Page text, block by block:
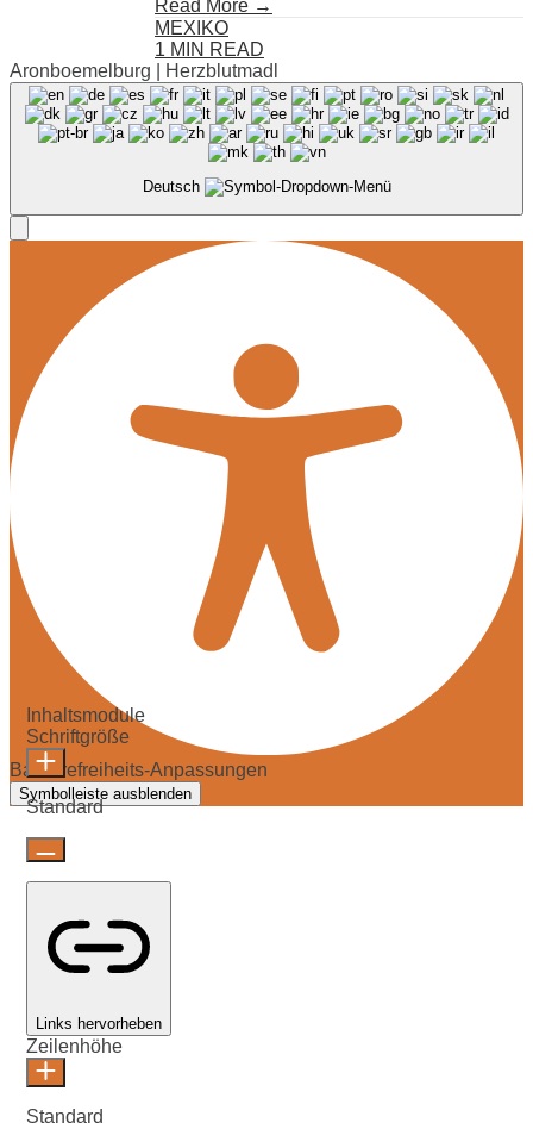
Read More →
MEXIKO
1 MIN READ
Aronboemelburg | Herzblutmadl
Deutsch
Barrierefreiheits-Anpassungen
Symbolleiste ausblenden
Inhaltsmodule
Schriftgröße
Standard
Links hervorheben
Zeilenhöhe
Standard